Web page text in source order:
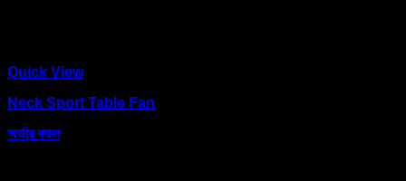
Quick View
Neck Sport Table Fan
অর্ডার করুন